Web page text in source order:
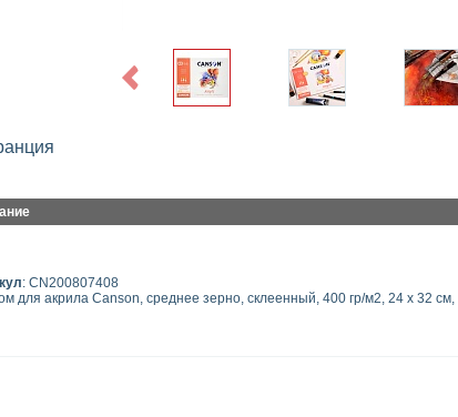
Previous
: CN200807408
для акрила Canson, среднее зерно, склеенный, 400 гр/м2, 24 x 32 см,